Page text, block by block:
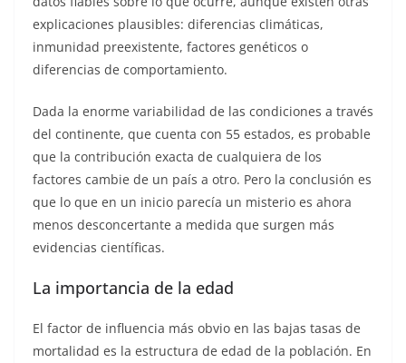
explicaciones plausibles: diferencias climáticas,
inmunidad preexistente, factores genéticos o
diferencias de comportamiento.
Dada la enorme variabilidad de las condiciones a través
del continente, que cuenta con 55 estados, es probable
que la contribución exacta de cualquiera de los
factores cambie de un país a otro. Pero la conclusión es
que lo que en un inicio parecía un misterio es ahora
menos desconcertante a medida que surgen más
evidencias científicas.
La importancia de la edad
El factor de influencia más obvio en las bajas tasas de
mortalidad es la estructura de edad de la población. En